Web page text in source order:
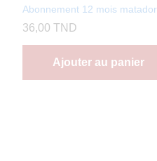
Abonnement 12 mois matador
36,00TND
Ajouter au panier